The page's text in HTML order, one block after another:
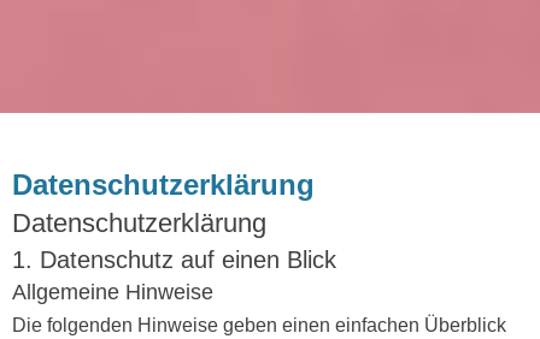
Datenschutzerklärung
Datenschutz­erklärung
1. Datenschutz auf einen Blick
Allgemeine Hinweise
Die folgenden Hinweise geben einen einfachen Überblick